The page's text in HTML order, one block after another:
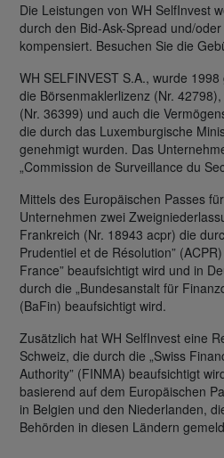
Die Leistungen von WH SelfInvest
durch den Bid-Ask-Spread und/
kompensiert. Besuchen Sie die
WH SELFINVEST S.A., wurde
die Börsenmaklerlizenz (Nr.
(Nr. 36399) und auch die
die durch das Luxemburgische
genehmigt wurden. Das
„Commission de Surveillance du
Mittels des Europäischen Passes
Unternehmen zwei
Frankreich (Nr. 18943 acpr) die
Prudentiel et de Résolution”
France” beaufsichtigt wird und in
durch die „Bundesanstalt für
(BaFin) beaufsichtigt wird.
Zusätzlich hat WH SelfInvest eine
Schweiz, die durch die „Swiss
Authority” (FINMA) beaufsichtigt
basierend auf dem Europäischen
in Belgien und den Niederlanden,
Behörden in diesen Ländern